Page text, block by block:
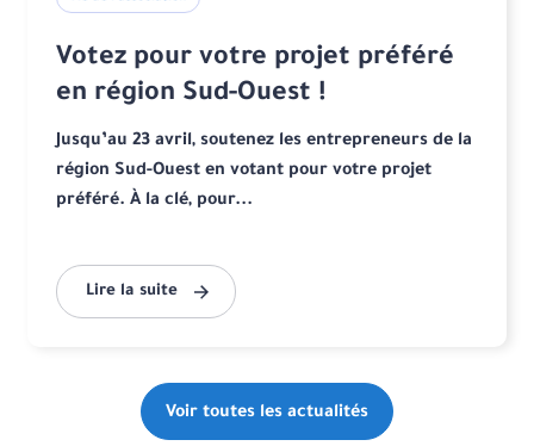
Votez pour votre projet préféré
en région Sud-Ouest !
Jusqu’au 23 avril, soutenez les entrepreneurs de la
région Sud-Ouest en votant pour votre projet
préféré. À la clé, pour...
Lire la suite
Voir toutes les actualités